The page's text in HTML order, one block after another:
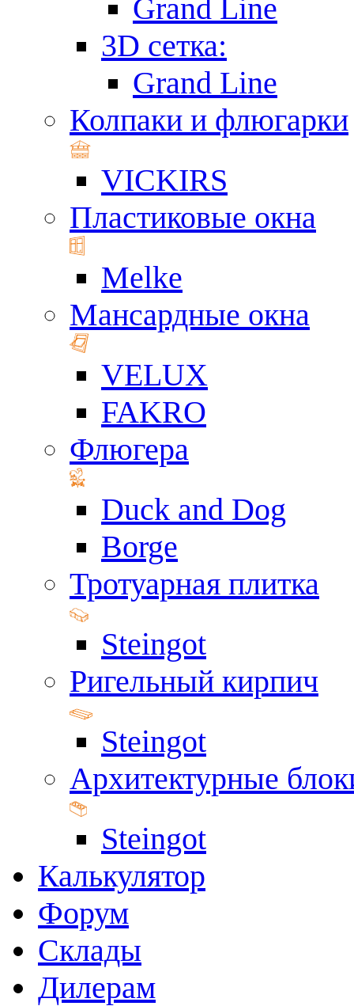
Grand Line
3D сетка:
Grand Line
Колпаки и флюгарки
VICKIRS
Пластиковые окна
Melke
Мансардные окна
VELUX
FAKRO
Флюгера
Duck and Dog
Borge
Тротуарная плитка
Steingot
Ригельный кирпич
Steingot
Архитектурные
Steingot
Калькулятор
Форум
Склады
Дилерам